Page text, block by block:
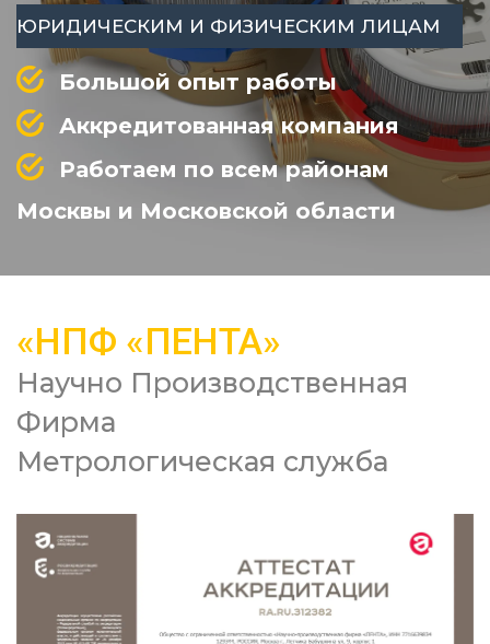
ЮРИДИЧЕСКИМ И ФИЗИЧЕСКИМ ЛИЦАМ
Большой опыт работы
Аккредитованная компания
Работаем по всем районам
Москвы и Московской области
«НПФ «ПЕНТА»
Научно Производственная
Фирма
Метрологическая служба